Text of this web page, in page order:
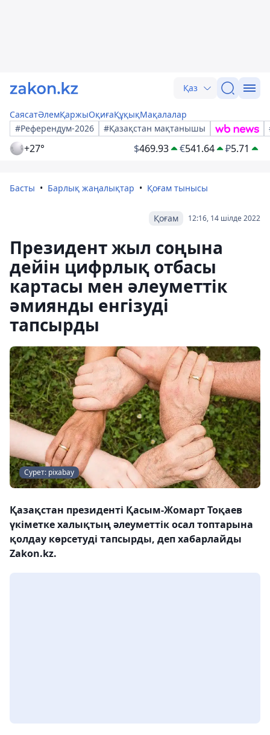
Қаз
СаясатӘлемҚаржыОқиғаҚұқықМақалалар
#Референдум-2026
#Қазақстан мақтанышы
+27° $469.93 €541.64 ₽5.71
Басты Барлық жаңалықтар Қоғам тынысы
12:16, 14 шілде 2022
Қоғам
Президент жыл соңына
дейін цифрлық отбасы
картасы мен әлеуметтік
әмиянды енгізуді
тапсырды
Сурет: pixabay
Қазақстан президенті Қасым-Жомарт Тоқаев
үкіметке халықтың әлеуметтік осал топтарына
қолдау көрсетуді тапсырды, деп хабарлайды
Zakon.kz.